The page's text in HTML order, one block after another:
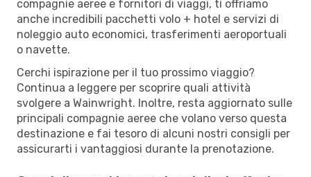
compagnie aeree e fornitori di viaggi, ti offriamo
anche incredibili pacchetti volo + hotel e servizi di
noleggio auto economici, trasferimenti aeroportuali
o navette.
Cerchi ispirazione per il tuo prossimo viaggio?
Continua a leggere per scoprire quali attività
svolgere a Wainwright. Inoltre, resta aggiornato sulle
principali compagnie aeree che volano verso questa
destinazione e fai tesoro di alcuni nostri consigli per
assicurarti i vantaggiosi durante la prenotazione.